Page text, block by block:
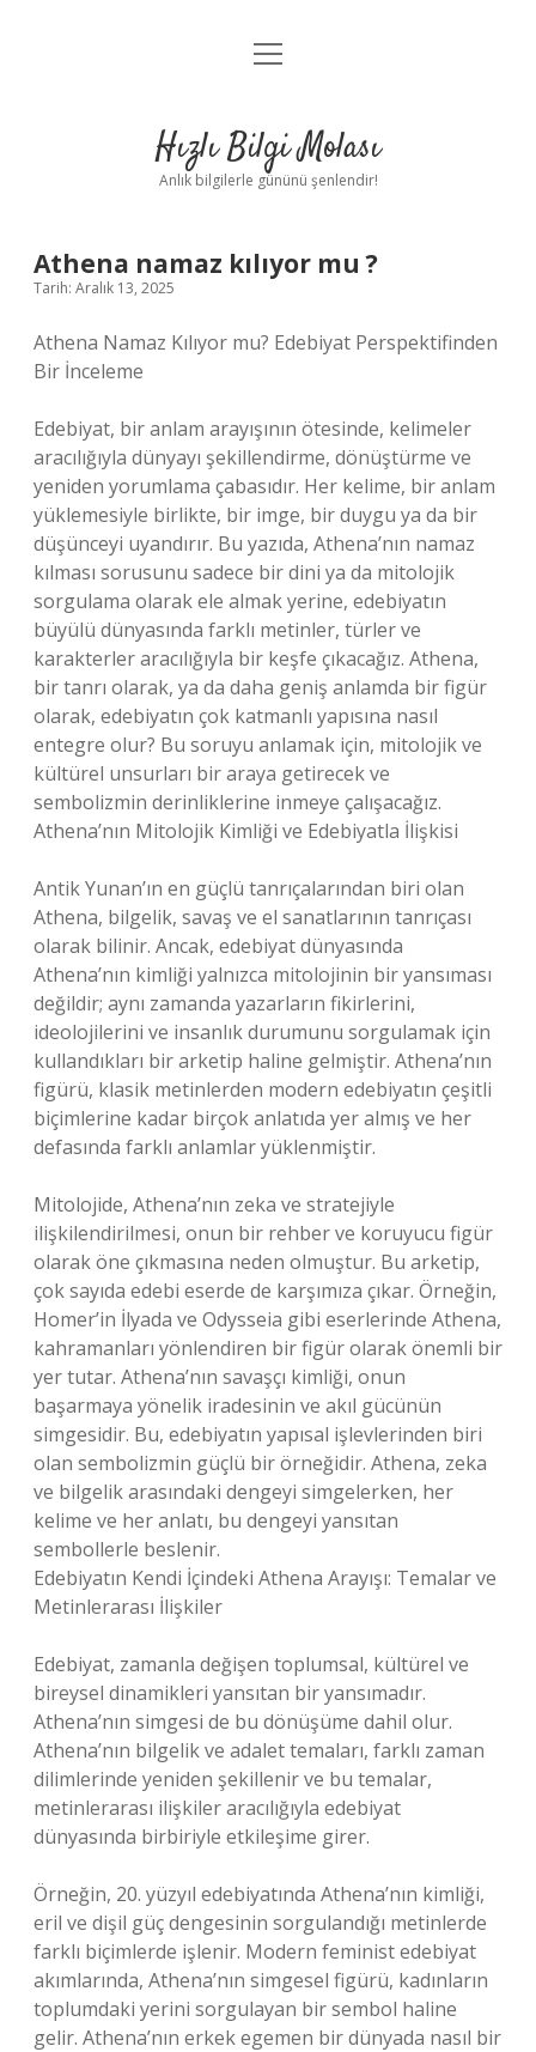
Anasayfa
Yasal Uyarı
menüyü
Hızlı Bilgi Molası
Anlık bilgilerle gününü şenlendir!
Athena namaz kılıyor mu ?
Tarih: Aralık 13, 2025
Athena Namaz Kılıyor mu? Edebiyat Perspektifinden
Bir İnceleme
Edebiyat, bir anlam arayışının ötesinde, kelimeler
aracılığıyla dünyayı şekillendirme, dönüştürme ve
yeniden yorumlama çabasıdır. Her kelime, bir anlam
yüklemesiyle birlikte, bir imge, bir duygu ya da bir
düşünceyi uyandırır. Bu yazıda, Athena’nın namaz
kılması sorusunu sadece bir dini ya da mitolojik
sorgulama olarak ele almak yerine, edebiyatın
büyülü dünyasında farklı metinler, türler ve
karakterler aracılığıyla bir keşfe çıkacağız. Athena,
bir tanrı olarak, ya da daha geniş anlamda bir figür
olarak, edebiyatın çok katmanlı yapısına nasıl
entegre olur? Bu soruyu anlamak için, mitolojik ve
kültürel unsurları bir araya getirecek ve
sembolizmin derinliklerine inmeye çalışacağız.
Athena’nın Mitolojik Kimliği ve Edebiyatla İlişkisi
Antik Yunan’ın en güçlü tanrıçalarından biri olan
Athena, bilgelik, savaş ve el sanatlarının tanrıçası
olarak bilinir. Ancak, edebiyat dünyasında
Athena’nın kimliği yalnızca mitolojinin bir yansıması
değildir; aynı zamanda yazarların fikirlerini,
ideolojilerini ve insanlık durumunu sorgulamak için
kullandıkları bir arketip haline gelmiştir. Athena’nın
figürü, klasik metinlerden modern edebiyatın çeşitli
biçimlerine kadar birçok anlatıda yer almış ve her
defasında farklı anlamlar yüklenmiştir.
Mitolojide, Athena’nın zeka ve stratejiyle
ilişkilendirilmesi, onun bir rehber ve koruyucu figür
olarak öne çıkmasına neden olmuştur. Bu arketip,
çok sayıda edebi eserde de karşımıza çıkar. Örneğin,
Homer’in İlyada ve Odysseia gibi eserlerinde Athena,
kahramanları yönlendiren bir figür olarak önemli bir
yer tutar. Athena’nın savaşçı kimliği, onun
başarmaya yönelik iradesinin ve akıl gücünün
simgesidir. Bu, edebiyatın yapısal işlevlerinden biri
olan sembolizmin güçlü bir örneğidir. Athena, zeka
ve bilgelik arasındaki dengeyi simgelerken, her
kelime ve her anlatı, bu dengeyi yansıtan
sembollerle beslenir.
Edebiyatın Kendi İçindeki Athena Arayışı: Temalar ve
Metinlerarası İlişkiler
Edebiyat, zamanla değişen toplumsal, kültürel ve
bireysel dinamikleri yansıtan bir yansımadır.
Athena’nın simgesi de bu dönüşüme dahil olur.
Athena’nın bilgelik ve adalet temaları, farklı zaman
dilimlerinde yeniden şekillenir ve bu temalar,
metinlerarası ilişkiler aracılığıyla edebiyat
dünyasında birbiriyle etkileşime girer.
Örneğin, 20. yüzyıl edebiyatında Athena’nın kimliği,
eril ve dişil güç dengesinin sorgulandığı metinlerde
farklı biçimlerde işlenir. Modern feminist edebiyat
akımlarında, Athena’nın simgesel figürü, kadınların
toplumdaki yerini sorgulayan bir sembol haline
gelir. Athena’nın erkek egemen bir dünyada nasıl bir